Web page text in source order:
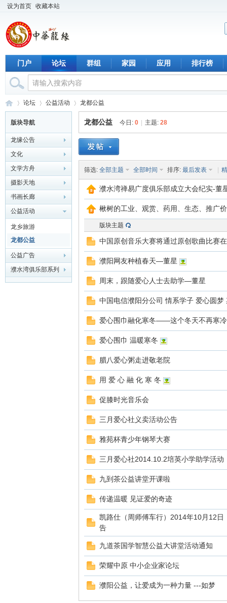
设为首页 收藏本站
门户 论坛 群组 家园 应用 排行榜
中
华
›
论坛
›
公益活动
›
龙都公益
版块导航
龙缘公告
文化
文学方舟
摄影天地
书画长廊
公益活动
龙乡旅游
龙都公益
公益广告
濮水湾俱乐部系列
龙都公益 今日: 0 主题: 28
筛选: 全部主题 全部时间 排序: 最后发表
濮水湾禅易广度俱乐部成立大会纪实-董
楸树的工业、观赏、药用、生态、推广
版块主题
中国原创音乐大赛将通过原创歌曲比赛
濮阳网友种植春天—董星
周末，跟随爱心人士去助学—董星
中国电信濮阳分公司 情系学子 爱心圆梦
爱心围巾融化寒冬——这个冬天不再寒冷
爱心围巾 温暖寒冬
腊八爱心粥走进敬老院
用 爱 心 融 化 寒 冬
促膝时光音乐会
三月爱心社义卖活动公告
雅苑杯青少年钢琴大赛
三月爱心社2014.10.2培英小学助学活动
九到茶公益讲堂开课啦
传递温暖 见证爱的奇迹
凯路仕（周师傅车行）2014年10月12
告
九道茶国学智慧公益大讲堂活动通知
荣耀中原 中小企业家论坛
濮阳公益，让爱成为一种力量 ---如梦